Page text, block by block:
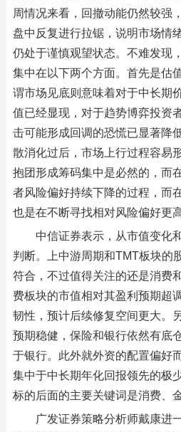
周情况来看，回撤动能仍然较强
盘中反复进行拉锯，说明市场情
仍处于谨慎观望状态。不难发现
集中在以下两个方面。首先是估
谓市场见底则意味着对于中长期
值已经显现，对于趋势博弈投资
击可能形成回调的恐慌已显著降
散消化过后，市场上行过程容易
抱团形成筹码集中是必然的，而
者风险偏好持续下降的过程，而
也是在不断寻找相对风险偏好更
中信证券表示，从市值变化
判断。上中游周期和TMT板块的
符合，不过值得关注的还是消费
费板块的市值相对其盈利预期超
韧性，预计后续修复空间更大。
预期稳健，保险和银行依然有底
于银行。此外就外资的配置偏好
集中于中长期年化回报领先的极
标的后面的主要关键词是消费、
广发证券策略分析师戴康进